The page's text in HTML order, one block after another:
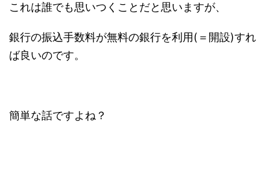
これは誰でも思いつくことだと思いますが、
銀行の振込手数料が無料の銀行を利用(＝開設)すれ
ば良いのです。
簡単な話ですよね？